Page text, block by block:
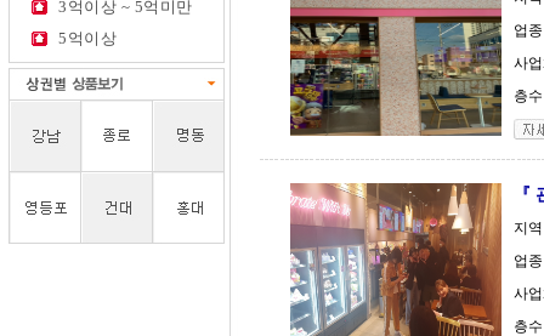
3억이상 ~ 5억미만
5억이상
업
사
층
『
지
업
사
층